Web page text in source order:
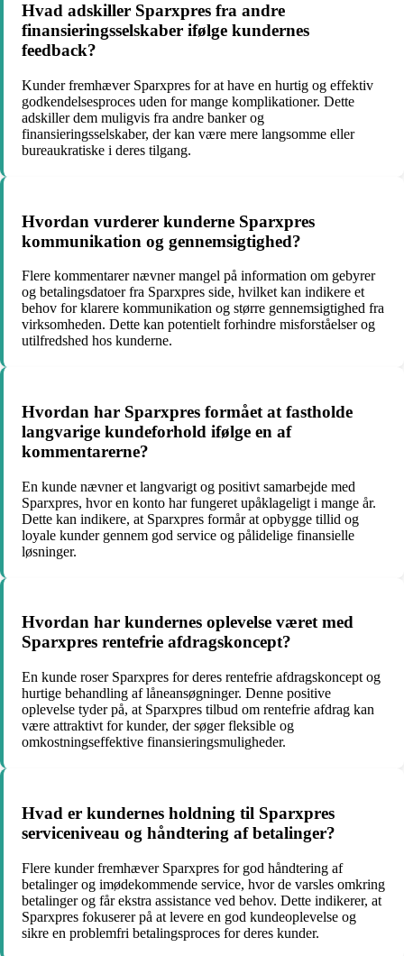
Hvad adskiller Sparxpres fra andre
finansieringsselskaber ifølge kundernes
feedback?
Kunder fremhæver Sparxpres for at have en hurtig og effektiv
godkendelsesproces uden for mange komplikationer. Dette
adskiller dem muligvis fra andre banker og
finansieringsselskaber, der kan være mere langsomme eller
bureaukratiske i deres tilgang.
Hvordan vurderer kunderne Sparxpres
kommunikation og gennemsigtighed?
Flere kommentarer nævner mangel på information om gebyrer
og betalingsdatoer fra Sparxpres side, hvilket kan indikere et
behov for klarere kommunikation og større gennemsigtighed fra
virksomheden. Dette kan potentielt forhindre misforståelser og
utilfredshed hos kunderne.
Hvordan har Sparxpres formået at fastholde
langvarige kundeforhold ifølge en af
kommentarerne?
En kunde nævner et langvarigt og positivt samarbejde med
Sparxpres, hvor en konto har fungeret upåklageligt i mange år.
Dette kan indikere, at Sparxpres formår at opbygge tillid og
loyale kunder gennem god service og pålidelige finansielle
løsninger.
Hvordan har kundernes oplevelse været med
Sparxpres rentefrie afdragskoncept?
En kunde roser Sparxpres for deres rentefrie afdragskoncept og
hurtige behandling af låneansøgninger. Denne positive
oplevelse tyder på, at Sparxpres tilbud om rentefrie afdrag kan
være attraktivt for kunder, der søger fleksible og
omkostningseffektive finansieringsmuligheder.
Hvad er kundernes holdning til Sparxpres
serviceniveau og håndtering af betalinger?
Flere kunder fremhæver Sparxpres for god håndtering af
betalinger og imødekommende service, hvor de varsles omkring
betalinger og får ekstra assistance ved behov. Dette indikerer, at
Sparxpres fokuserer på at levere en god kundeoplevelse og
sikre en problemfri betalingsproces for deres kunder.